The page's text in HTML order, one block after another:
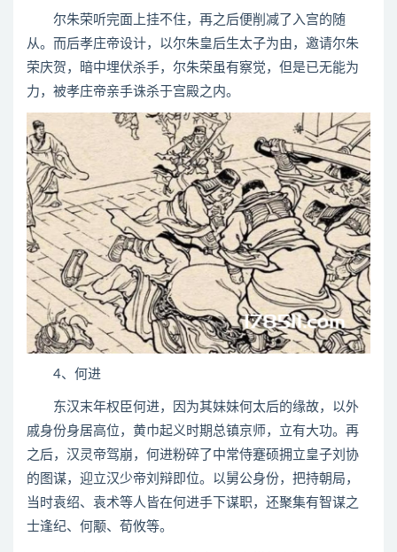
尔朱荣听完面上挂不住，再之后便削减了入宫的随
从。而后孝庄帝设计，以尔朱皇后生太子为由，邀请尔朱
荣庆贺，暗中埋伏杀手，尔朱荣虽有察觉，但是已无能为
力，被孝庄帝亲手诛杀于宫殿之内。
4、何进
东汉末年权臣何进，因为其妹妹何太后的缘故，以外
戚身份身居高位，黄巾起义时期总镇京师，立有大功。再
之后，汉灵帝驾崩，何进粉碎了中常侍蹇硕拥立皇子刘协
的图谋，迎立汉少帝刘辩即位。以舅公身份，把持朝局，
当时袁绍、袁术等人皆在何进手下谋职，还聚集有智谋之
士逢纪、何颙、荀攸等。